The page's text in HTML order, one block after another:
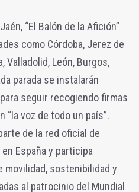
“El Balón de la Afición”
como Córdoba, Jerez de
Valladolid, León, Burgos,
parada se instalarán
seguir recogiendo firmas
voz de todo un país”.
de la red oficial de
España y participa
movilidad, sostenibilidad y
al patrocinio del Mundial